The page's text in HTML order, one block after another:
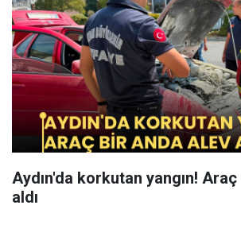
Aydın'da korkutan yangın! Araç bir anda alev
aldı